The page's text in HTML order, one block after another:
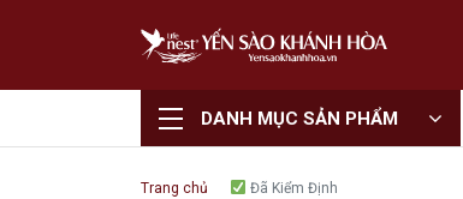
DANH MỤC SẢN PHẨM
Trang chủ Đã Kiểm Định